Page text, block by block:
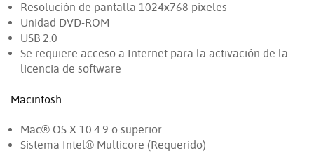
Resolución de pantalla 1024x768 píxeles
Unidad DVD-ROM
USB 2.0
Se requiere acceso a Internet para la activación de la
licencia de software
Macintosh
Mac® OS X 10.4.9 o superior
Sistema Intel® Multicore (Requerido)